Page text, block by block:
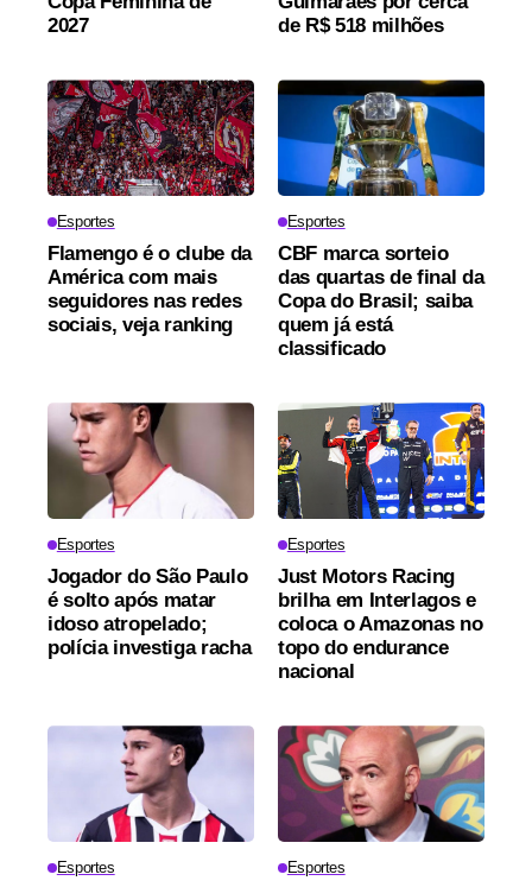
2027
de R$ 518 milhões
Esportes
Flamengo é o clube da
América com mais
seguidores nas redes
sociais, veja ranking
Esportes
CBF marca sorteio
das quartas de final da
Copa do Brasil; saiba
quem já está
classificado
Esportes
Jogador do São Paulo
é solto após matar
idoso atropelado;
polícia investiga racha
Esportes
Just Motors Racing
brilha em Interlagos e
coloca o Amazonas no
topo do endurance
nacional
Esportes Esportes